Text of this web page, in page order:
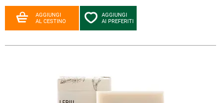
AGGIUNGI
AL CESTINO
AGGIUNGI
AI PREFERITI